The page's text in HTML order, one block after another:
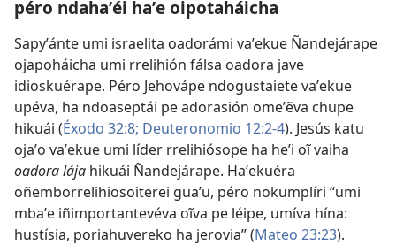
péro ndahaʼéi haʼe oipotaháicha
Sapyʼánte umi israelita oadorámi vaʼekue Ñandejárape
ojapoháicha umi rrelihión fálsa oadora jave
idioskuérape. Péro Jehovápe ndogustaiete vaʼekue
upéva, ha ndoaseptái pe adorasión omeʼẽva chupe
hikuái (Éxodo 32:8; Deuteronomio 12:2-4). Jesús katu
ojaʼo vaʼekue umi líder rrelihiósope ha heʼi oĩ vaiha
oadora lája hikuái Ñandejárape. Haʼekuéra
oñemborrelihiosoiterei guaʼu, péro nokumplíri “umi
mbaʼe iñimportantevéva oĩva pe léipe, umíva hína:
hustísia, poriahuvereko ha jerovia” (Mateo 23:23).